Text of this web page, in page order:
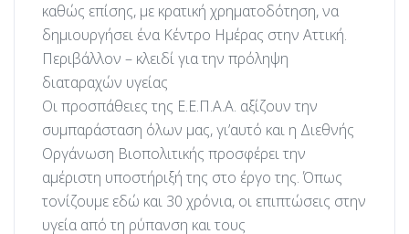
καθώς επίσης, με κρατική χρηματοδότηση, να
δημιουργήσει ένα Κέντρο Ημέρας στην Αττική.
Περιβάλλον – κλειδί για την πρόληψη
διαταραχών υγείας
Οι προσπάθειες της Ε.Ε.Π.Α.Α. αξίζουν την
συμπαράσταση όλων μας, γι’αυτό και η Διεθνής
Οργάνωση Βιοπολιτικής προσφέρει την
αμέριστη υποστήριξή της στο έργο της. Όπως
τονίζουμε εδώ και 30 χρόνια, οι επιπτώσεις στην
υγεία από τη ρύπανση και τους